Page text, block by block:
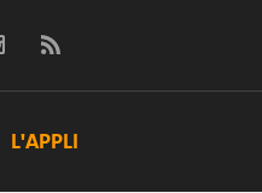
L'APPLI